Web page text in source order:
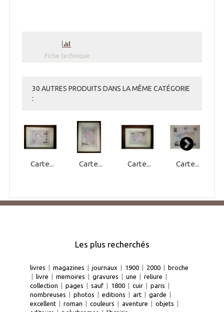
Fiche technique
30 AUTRES PRODUITS DANS LA MÊME CATÉGORIE
:
Carte... Carte... Carte... Carte...
Les plus recherchés
livres | magazines | journaux | 1900 | 2000 | broche
| livre | memoires | gravures | une | reliure |
collection | pages | sauf | 1800 | cuir | paris |
nombreuses | photos | editions | art | garde |
excellent | roman | couleurs | aventure | objets |